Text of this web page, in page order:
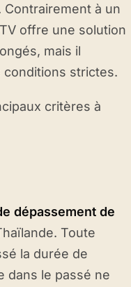
Contrairement à un
offre une solution
mais il
strictes.
critères à
dépassement de
Toute
la durée de
dans le passé ne